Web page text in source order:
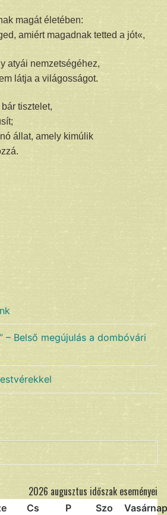
magát életében:
amiért magadnak tetted a jót«,
atyái nemzetségéhez,
látja a világosságot.
tisztelet,
állat, amely kimúlik
– Belső megújulás a dombóvári
2026 augusztus időszak eseményei
Cs P Szo Vasárnap